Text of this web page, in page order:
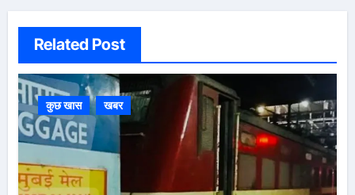
Related Post
कुछ खास खबर